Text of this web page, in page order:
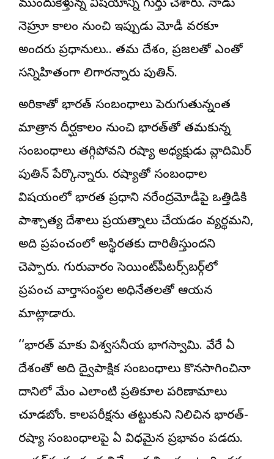
ముందుకెళ్తున్న విషయాన్ని గుర్తు చేశారు. నాడు
నెహ్రూ కాలం నుంచి ఇప్పుడు మోడీ వరకూ
అందరు ప్రధానులు.. తమ దేశం, ప్రజలతో ఎంతో
సన్నిహితంగా మెలిగారన్నారు పుతిన్.
అమెరికాతో భారత్‌ సంబంధాలు పెరుగుతున్నంత
మాత్రాన దీర్ఘకాలం నుంచి భారత్‌తో తమకున్న
సంబంధాలు తగ్గిపోవని రష్యా అధ్యక్షుడు వ్లాదిమిర్‌
పుతిన్‌పేర్కొన్నారు. రష్యాతో సంబంధాల
విషయంలో భారత ప్రధాని నరేంద్రమోడీపై ఒత్తిడికి
పాశ్చాత్య దేశాలు ప్రయత్నాలు చేయడం వ్యర్థమని,
అది ప్రపంచంలో అస్థిరతకు దారితీస్తుందని
చెప్పారు. గురువారం సెయింట్‌పీటర్స్‌బర్గ్‌లో
ప్రపంచ వార్తాసంస్థల అధినేతలతో ఆయన
మాట్లాడారు.
‘‘భారత్‌ మాకు విశ్వసనీయ భాగస్వామి. వేరే ఏ
దేశంతో అది ద్వైపాక్షిక సంబంధాలు కొనసాగించినా
దానిలో మేం ఎలాంటి ప్రతికూల పరిణామాలు
చూడబోం. కాలపరీక్షను తట్టుకుని నిలిచిన భారత్‌-
రష్యా సంబంధాలపై ఏ విధమైన ప్రభావం పడదు.